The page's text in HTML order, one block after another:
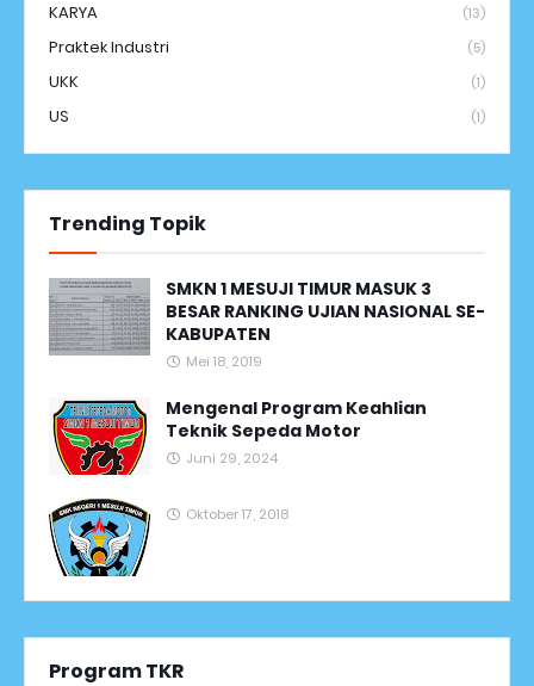
KARYA (13)
Praktek Industri (5)
UKK (1)
US (1)
Trending Topik
SMKN 1 MESUJI TIMUR MASUK 3
BESAR RANKING UJIAN NASIONAL SE-
KABUPATEN
Mei 18, 2019
Mengenal Program Keahlian
Teknik Sepeda Motor
Juni 29, 2024
Oktober 17, 2018
Program TKR